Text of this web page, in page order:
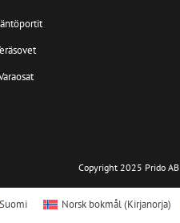
Copyright 2025 Prido AB
Suomi Norsk bokmål(Kirjanorja)